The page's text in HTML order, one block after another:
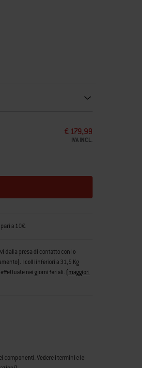
€ 179,99
IVA INCL.
a 10€.
dalla presa di contatto con lo
I colli inferiori a 31,5 Kg
nei giorni feriali. (maggiori
componenti. Vedere i termini e le